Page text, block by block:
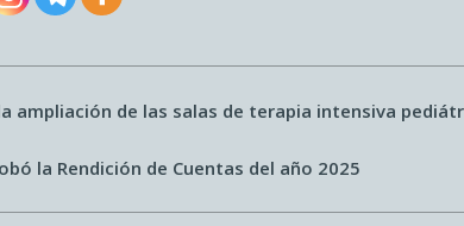
ampliación de las salas de terapia intensiva
la Rendición de Cuentas del año 2025